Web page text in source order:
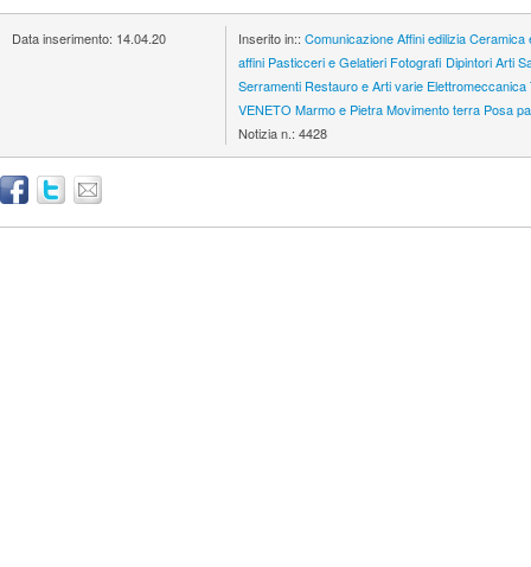
Data inserimento: 14.04.20 Inserito in:: ComunicazioneAffini ediliziaCeramica
affini Pasticceri e Gelatieri Fotografi DipintoriArti
Serramenti Restauro e Arti varie Elettromeccanica
VENETO Marmo e PietraMovimento terra Posa
Notizia n.: 4428